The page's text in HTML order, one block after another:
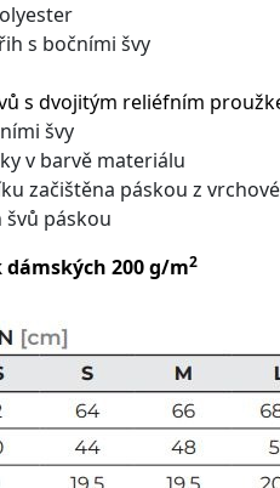
s bočními švy
s dvojitým reliéfním
švy
v barvě materiálu
začištěna páskou z
páskou
200 g/m2